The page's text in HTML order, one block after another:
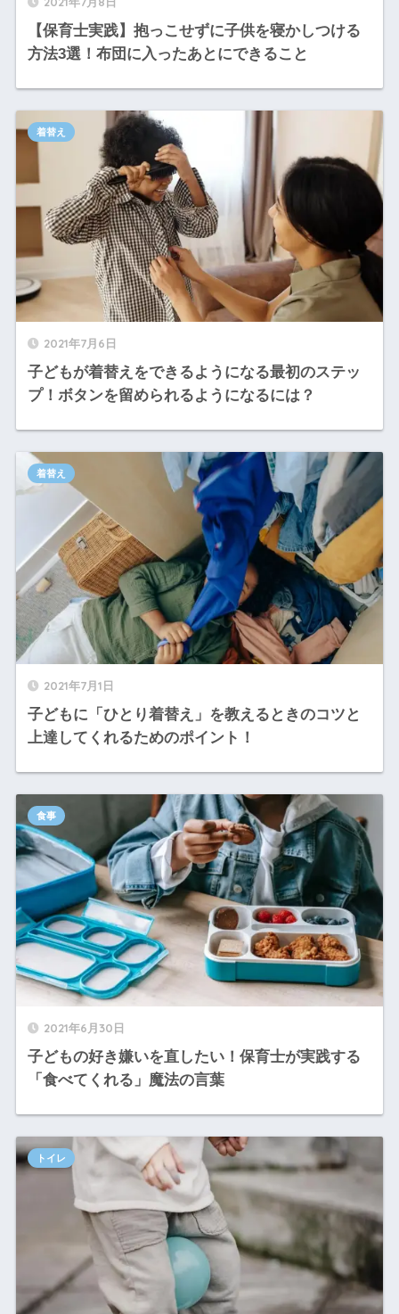
【保育士実践】抱っこせずに子供を寝かしつける
方法3選！布団に入ったあとにできること
2021年7月6日
子どもが着替えをできるようになる最初のステッ
プ！ボタンを留められるようになるには？
着替え
2021年7月1日
子どもに「ひとり着替え」を教えるときのコツと
上達してくれるためのポイント！
着替え
2021年6月30日
子どもの好き嫌いを直したい！保育士が実践する
「食べてくれる」魔法の言葉
食事
トイレ